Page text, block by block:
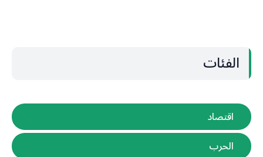
الفئات
اقتصاد
الحرب